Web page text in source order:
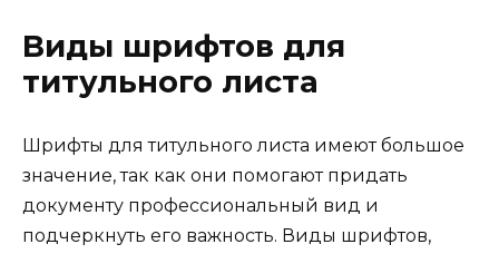
Виды шрифтов для
титульного листа
Шрифты для титульного листа имеют большое
значение, так как они помогают придать
документу профессиональный вид и
подчеркнуть его важность. Виды шрифтов,